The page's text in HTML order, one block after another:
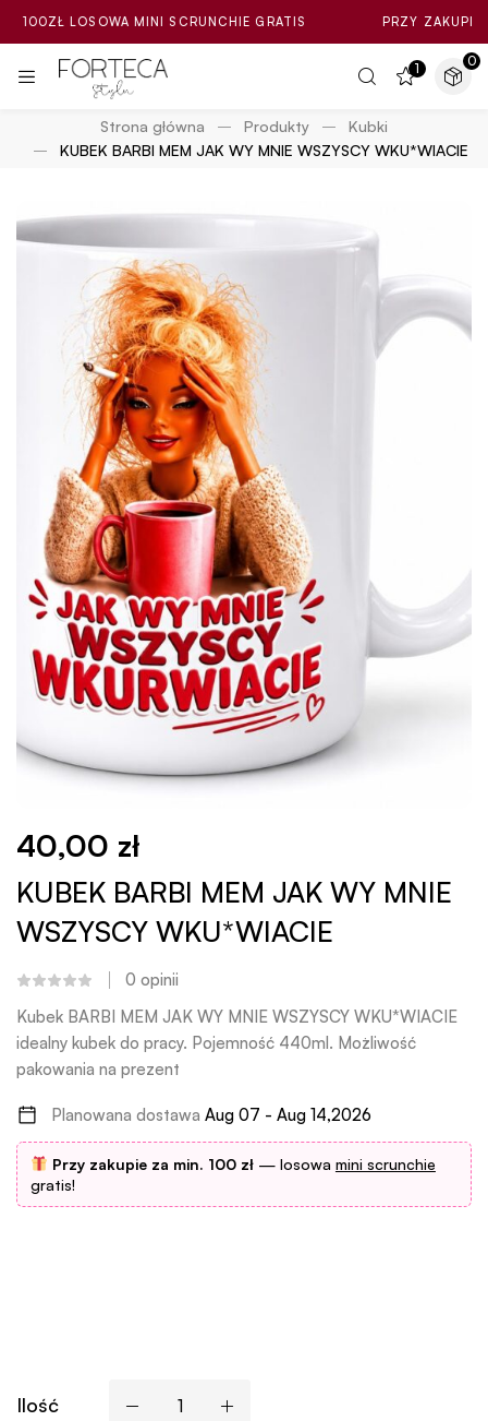
MINI SCRUNCHIE GRATIS PRZY ZAKUPIE ZA
1 0
Strona główna Produkty
Kubki
KUBEK BARBI MEM JAK WY MNIE WSZYSCY WKU*WIACIE
40,00 zł
KUBEK BARBI MEM JAK WY MNIE
WSZYSCY WKU*WIACIE
0 opinii
Kubek BARBI MEM JAK WY MNIE WSZYSCY WKU*WIACIE
idealny kubek do pracy. Pojemność 440ml. Możliwość
pakowania na prezent
Planowana dostawa Aug 07 - Aug 14,2026
Przy zakupie za min. 100 zł— losowa mini scrunchie
gratis!
Ilość